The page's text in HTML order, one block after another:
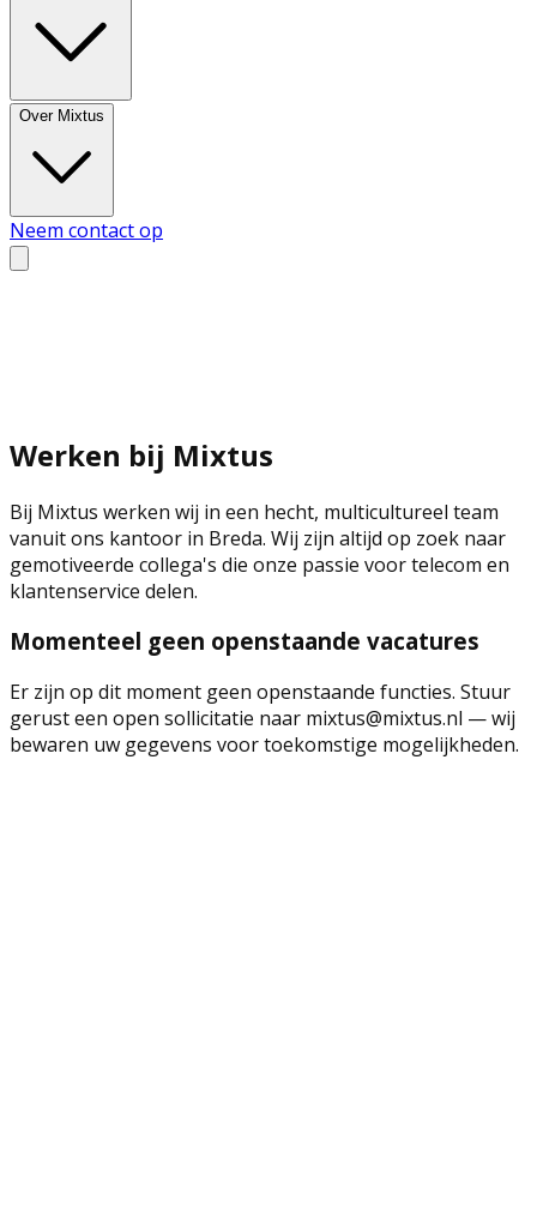
Over Mixtus
Neem contact op
Werken bij Mixtus
Bij Mixtus werken wij in een hecht, multicultureel team
vanuit ons kantoor in Breda. Wij zijn altijd op zoek naar
gemotiveerde collega's die onze passie voor telecom en
klantenservice delen.
Momenteel geen openstaande vacatures
Er zijn op dit moment geen openstaande functies. Stuur
gerust een open sollicitatie naar mixtus@mixtus.nl — wij
bewaren uw gegevens voor toekomstige mogelijkheden.